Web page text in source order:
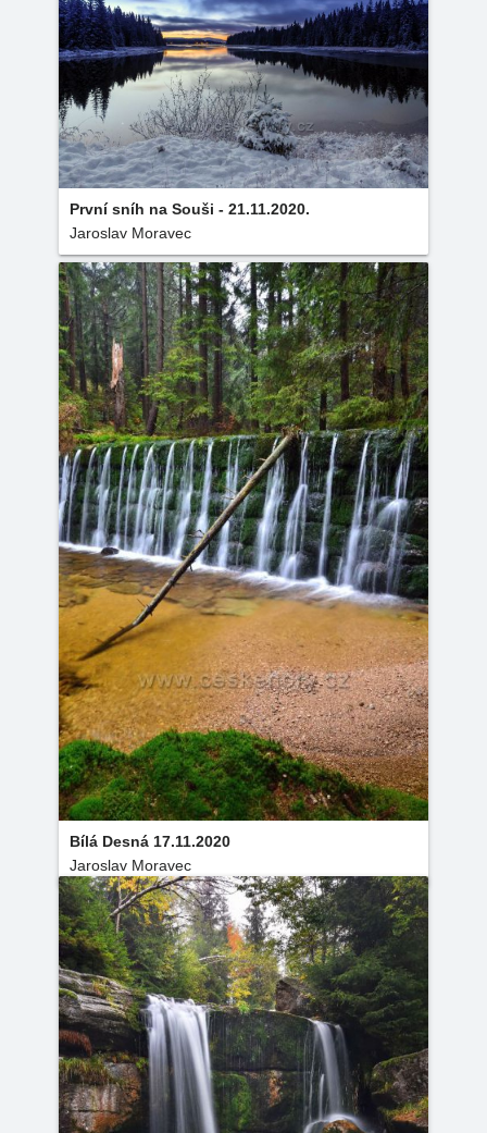
První sníh na Souši - 21.11.2020.
Jaroslav Moravec
Bílá Desná 17.11.2020
Jaroslav Moravec